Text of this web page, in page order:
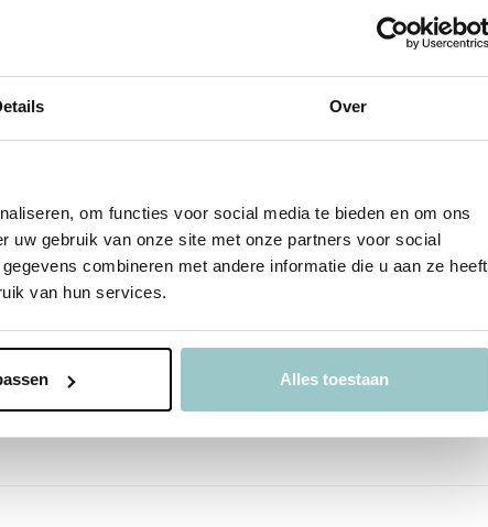
Over
om functies voor social media te bieden en om ons
uw gebruik van onze site met onze partners voor social
combineren met andere informatie die u aan ze heeft
van hun services.
Alles toestaan